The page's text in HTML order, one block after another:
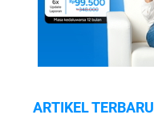
ARTIKEL TERBARU